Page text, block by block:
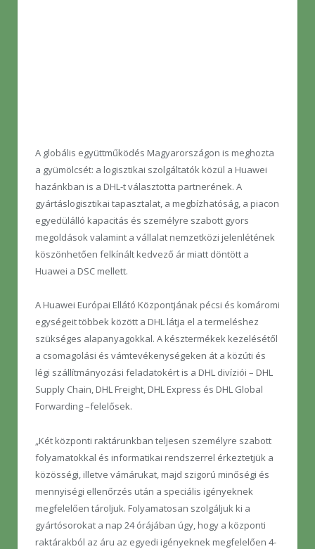
A globális együttműködés Magyarországon is meghozta
a gyümölcsét: a logisztikai szolgáltatók közül a Huawei
hazánkban is a DHL-t választotta partnerének. A
gyártáslogisztikai tapasztalat, a megbízhatóság, a piacon
egyedülálló kapacitás és személyre szabott gyors
megoldások valamint a vállalat nemzetközi jelenlétének
köszönhetően felkínált kedvező ár miatt döntött a
Huawei a DSC mellett.
A Huawei Európai Ellátó Központjának pécsi és komáromi
egységeit többek között a DHL látja el a termeléshez
szükséges alapanyagokkal. A késztermékek kezelésétől
a csomagolási és vámtevékenységeken át a közúti és
légi szállítmányozási feladatokért is a DHL divíziói – DHL
Supply Chain, DHL Freight, DHL Express és DHL Global
Forwarding –felelősek.
„Két központi raktárunkban teljesen személyre szabott
folyamatokkal és informatikai rendszerrel érkeztetjük a
közösségi, illetve vámárukat, majd szigorú minőségi és
mennyiségi ellenőrzés után a speciális igényeknek
megfelelően tároljuk. Folyamatosan szolgáljuk ki a
gyártósorokat a nap 24 órájában úgy, hogy a központi
raktárakból az áru az egyedi igényeknek megfelelően 4-